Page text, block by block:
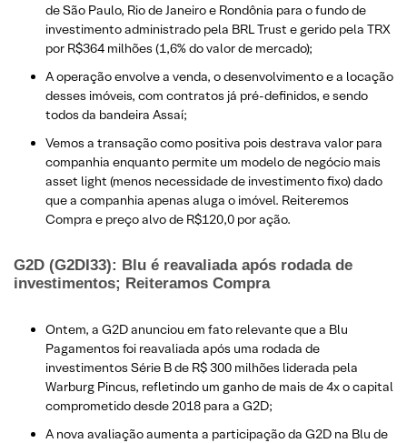
de São Paulo, Rio de Janeiro e Rondônia para o fundo de
investimento administrado pela BRL Trust e gerido pela TRX
por R$364 milhões (1,6% do valor de mercado);
A operação envolve a venda, o desenvolvimento e a locação
desses imóveis, com contratos já pré-definidos, e sendo
todos da bandeira Assaí;
Vemos a transação como positiva pois destrava valor para
companhia enquanto permite um modelo de negócio mais
asset light (menos necessidade de investimento fixo) dado
que a companhia apenas aluga o imóvel. Reiteremos
Compra e preço alvo de R$120,0 por ação.
G2D (G2DI33): Blu é reavaliada após rodada de
investimentos; Reiteramos Compra
Ontem, a G2D anunciou em fato relevante que a Blu
Pagamentos foi reavaliada após uma rodada de
investimentos Série B de R$ 300 milhões liderada pela
Warburg Pincus, refletindo um ganho de mais de 4x o capital
comprometido desde 2018 para a G2D;
A nova avaliação aumenta a participação da G2D na Blu de